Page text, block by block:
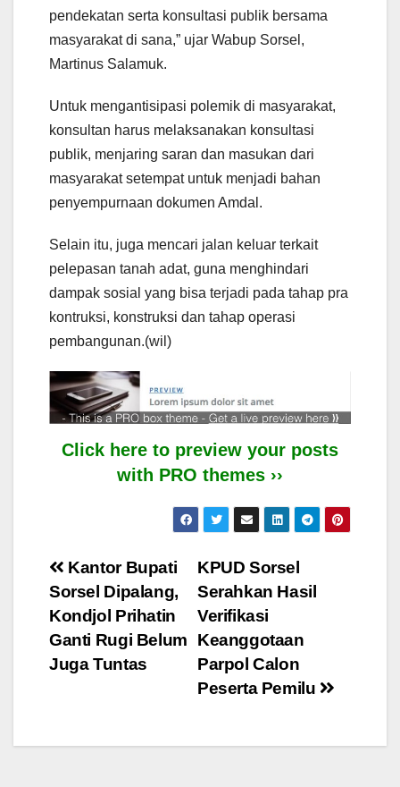
pendekatan serta konsultasi publik bersama
masyarakat di sana,” ujar Wabup Sorsel,
Martinus Salamuk.
Untuk mengantisipasi polemik di masyarakat,
konsultan harus melaksanakan konsultasi
publik, menjaring saran dan masukan dari
masyarakat setempat untuk menjadi bahan
penyempurnaan dokumen Amdal.
Selain itu, juga mencari jalan keluar terkait
pelepasan tanah adat, guna menghindari
dampak sosial yang bisa terjadi pada tahap pra
kontruksi, konstruksi dan tahap operasi
pembangunan.(wil)
Click here to preview your posts
with PRO themes ››
Post
navigation
KPUD Sorsel
Serahkan Hasil
Verifikasi
Keanggotaan
Parpol Calon
Peserta Pemilu
Kantor Bupati
Sorsel Dipalang,
Kondjol Prihatin
Ganti Rugi Belum
Juga Tuntas